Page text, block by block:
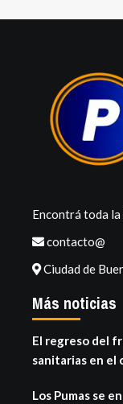
Encontrá toda
contacto@
Ciudad de
Más noticias
El regreso del
sanitarias en el
Los Pumas se